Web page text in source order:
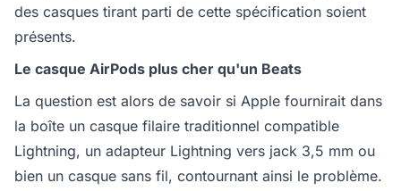
des casques tirant parti de cette spécification soient
présents.
Le casque AirPods plus cher qu'un Beats
La question est alors de savoir si Apple fournirait dans
la boîte un casque filaire traditionnel compatible
Lightning, un adapteur Lightning vers jack 3,5 mm ou
bien un casque sans fil, contournant ainsi le problème.